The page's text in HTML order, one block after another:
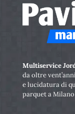
Multiservice
da oltre
e lucidatura di
parquet a